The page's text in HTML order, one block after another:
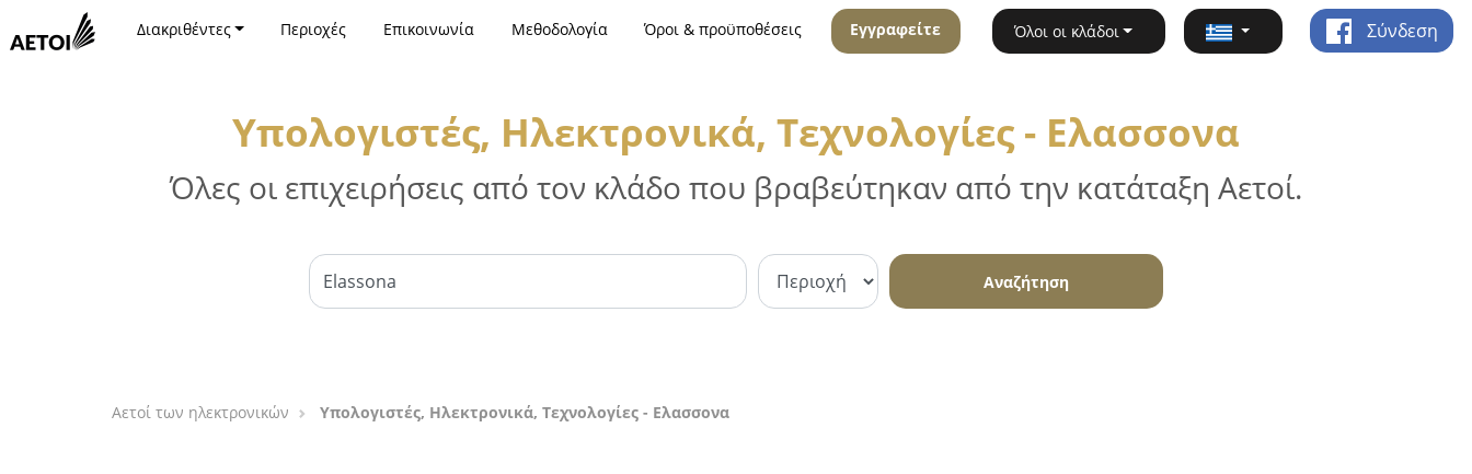
Διακριθέντες Περιοχές Επικοινωνία Μεθοδολογία Όροι & προϋποθέσεις Εγγραφείτε Όλοι οι κλάδοι Σύνδεση
Υπολογιστές, Ηλεκτρονικά, Τεχνολογίες - Ελασσονα
Όλες οι επιχειρήσεις από τον κλάδο που βραβεύτηκαν από την κατάταξη Αετοί.
Αναζήτηση
Αετοί των ηλεκτρονικών Υπολογιστές, Ηλεκτρονικά, Τεχνολογίες - Ελασσονα